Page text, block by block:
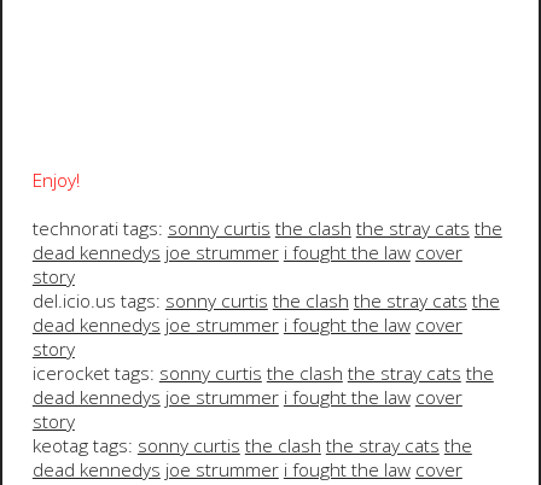
Enjoy!
technorati tags: sonny curtis the clash the stray cats the
dead kennedys joe strummer i fought the law cover
story
del.icio.us tags: sonny curtis the clash the stray cats the
dead kennedys joe strummer i fought the law cover
story
icerocket tags: sonny curtis the clash the stray cats the
dead kennedys joe strummer i fought the law cover
story
keotag tags: sonny curtis the clash the stray cats the
dead kennedys joe strummer i fought the law cover